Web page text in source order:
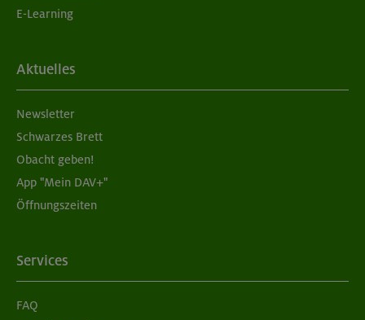
E-Learning
Aktuelles
Newsletter
Schwarzes Brett
Obacht geben!
App "Mein DAV+"
Öffnungszeiten
Services
FAQ